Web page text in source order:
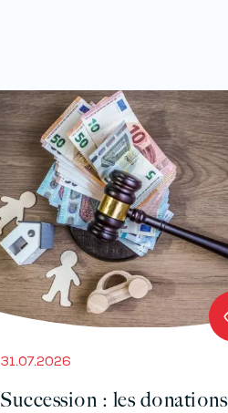
31.07.2026
Succession : les donations